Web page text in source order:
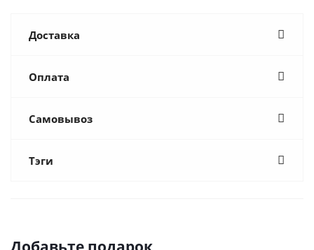
Доставка
Оплата
Самовывоз
Тэги